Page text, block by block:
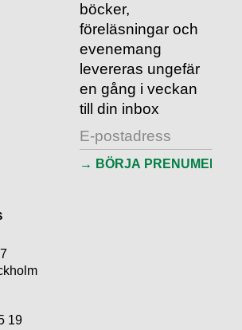
böcker,
föreläsningar och
evenemang
levereras ungefär
en gång i veckan
till din inbox
19